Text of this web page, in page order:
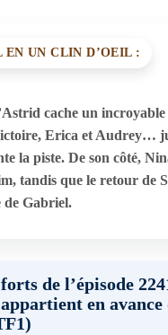
EN UN CLIN D’OEIL :
cache un
Erica et Audrey…
la piste. De son côté,
tandis que le retour de
de Gabriel.
de l’épisode
en avance